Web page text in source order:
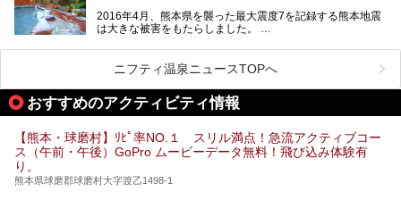
出すスーパー銭湯が豊富です。なかでも注目のスーパー銭湯
をピックアップしました。
2016年4月、熊本県を襲った最大震度7を記録する熊本地震
は大きな被害をもたらしました。
阿蘇山麓の南阿蘇村の「地獄温泉 清風荘」、そして「清風
荘」から400mほど離れた「垂玉（たるたま）温泉 山口旅
館」の2軒は、この地震による土砂崩れなどのために、一時
期は孤立状態に。もしかしたらこの時のニュースで、「地獄
温泉」と「垂玉温泉」の名前を知った人もいるかもしれませ
ん。
この2軒は今どうなっているのでしょうか。実は現在は「地
獄温泉 青風荘．」「垂玉温泉 瀧日和」として営業を再開し
します。
ニフティ温泉ニュースTOPへ
おすすめのアクティビティ情報
【熊本・球磨村】ﾘﾋﾟ率NO.１ スリル満点！急流アクティブコー
ス（午前・午後）GoPro ムービーデータ無料！飛び込み体験有
り。
熊本県球磨郡球磨村大字渡乙1498-1